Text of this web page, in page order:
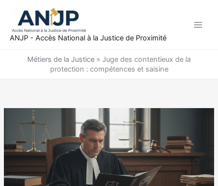
contenu
ANJP - Accès National à la Justice de Proximité
Métiers de la Justice » Juge des contentieux de la
protection : compétences et saisine